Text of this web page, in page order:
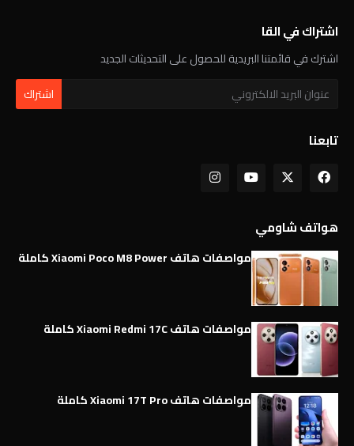
اشتراك في القا
اشترك في قائمتنا البريدية للحصول على التحديثات الجديد
تابعنا
هواتف شاومي
مواصفات هاتف Xiaomi Poco M8 Power كاملة
مواصفات هاتف Xiaomi Redmi 17C كاملة
مواصفات هاتف Xiaomi 17T Pro كاملة